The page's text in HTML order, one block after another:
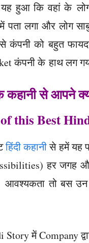
यह हुआ कि वहां के
पता लगा और लोग
कंपनी को बहुत
कंपनी के हाथ लग
कहानी से आपने
this Best
हिंदी कहानीसे हमें यह
हर जगह
आवश्यकता तो बस
में Company